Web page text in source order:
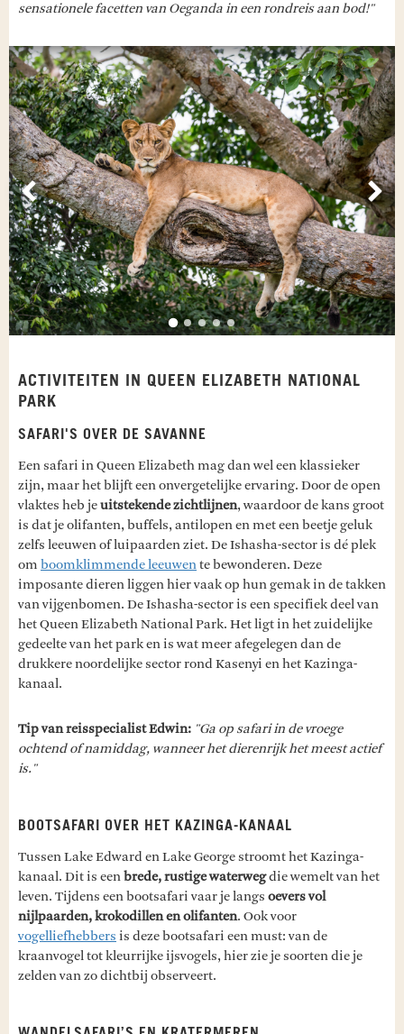
sensationele facetten van Oeganda in een rondreis aan bod!"
Vorige
ACTIVITEITEN IN QUEEN ELIZABETH NATIONAL
PARK
SAFARI'S OVER DE SAVANNE
Een safari in Queen Elizabeth mag dan wel een klassieker
zijn, maar het blijft een onvergetelijke ervaring. Door de open
vlaktes heb jeuitstekende zichtlijnen, waardoor de kans groot
is dat je olifanten, buffels, antilopen en met een beetje geluk
zelfs leeuwen of luipaarden ziet. De Ishasha-sector is dé plek
om boomklimmende leeuwente bewonderen. Deze
imposante dieren liggen hier vaak op hun gemak in de takken
van vijgenbomen. De Ishasha-sector is een specifiek deel van
het Queen Elizabeth National Park. Het ligt in het zuidelijke
gedeelte van het park en is wat meer afegelegen dan de
drukkere noordelijke sector rond Kasenyi en het Kazinga-
kanaal.
Tip van reisspecialist Edwin: "Ga op safari in de vroege
ochtend of namiddag, wanneer het dierenrijk het meest actief
is."
BOOTSAFARI OVER HET KAZINGA-KANAAL
Tussen Lake Edward en Lake George stroomt het Kazinga-
kanaal. Dit is eenbrede, rustige waterwegdie wemelt van het
leven. Tijdens een bootsafari vaar je langs oevers vol
nijlpaarden, krokodillen en olifanten. Ook voor
vogelliefhebbers is deze bootsafari een must: van de
kraanvogel tot kleurrijke ijsvogels, hier zie je soorten die je
zelden van zo dichtbij observeert.